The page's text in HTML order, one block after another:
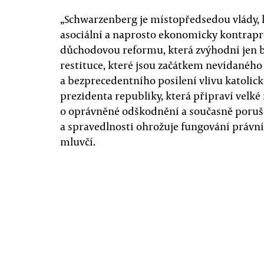
„Schwarzenberg je místopředsedou
asociální a naprosto ekonomicky
důchodovou reformu, která zvýhodní jen
restituce, které jsou začátkem
a bezprecedentního posílení vlivu
prezidenta republiky, která připraví velké
o oprávněné odškodnění a současně
a spravedlnosti ohrožuje fungování
mluvčí.